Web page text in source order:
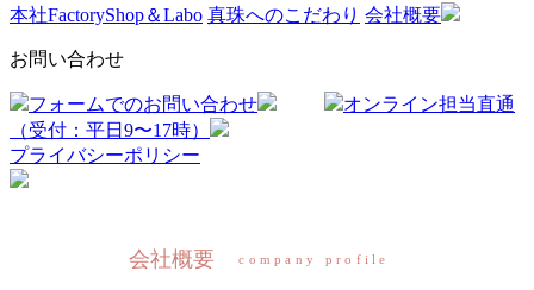
本社FactoryShop＆Labo 真珠へのこだわり 会社概要
お問い合わせ
フォームでのお問い合わせ
オンライン担当直通
（受付：平日9〜17時）
プライバシーポリシー
会社概要 company profile